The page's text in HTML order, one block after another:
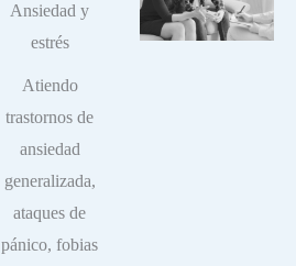
Ansiedad y
estrés
Atiendo
trastornos de
ansiedad
generalizada,
ataques de
pánico, fobias